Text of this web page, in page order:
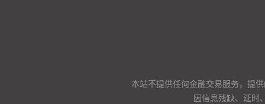
本站不提供任何金融交易服务，提
因信息残缺、延时